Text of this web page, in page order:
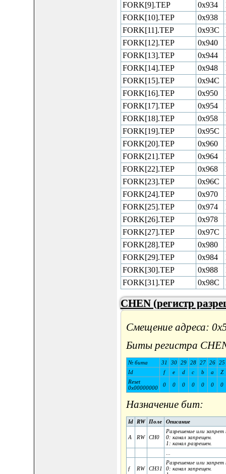
FORK[9].TEP
0x934
FORK[10].TEP
0x938
FORK[11].TEP
0x93C
FORK[12].TEP
0x940
FORK[13].TEP
0x944
FORK[14].TEP
0x948
FORK[15].TEP
0x94C
FORK[16].TEP
0x950
FORK[17].TEP
0x954
FORK[18].TEP
0x958
FORK[19].TEP
0x95C
FORK[20].TEP
0x960
FORK[21].TEP
0x964
FORK[22].TEP
0x968
FORK[23].TEP
0x96C
FORK[24].TEP
0x970
FORK[25].TEP
0x974
FORK[26].TEP
0x978
FORK[27].TEP
0x97C
FORK[28].TEP
0x980
FORK[29].TEP
0x984
FORK[30].TEP
0x988
FORK[31].TEP
0x98C
CHEN (регистр
Смещение адреса:
Биты регистра
№ бита 31 30 29 28 27 26
25
Id
f e d c b a
Z
Reset
0x00000000
0 0 0 0 0 0 0
Назначение бит:
Id RW Поле Описание
A RW CH0
Разрешение или запрет
0: канал запрещен.
1: канал разрешен.
f RW CH31
Разрешение или запрет
0: канал запрещен.